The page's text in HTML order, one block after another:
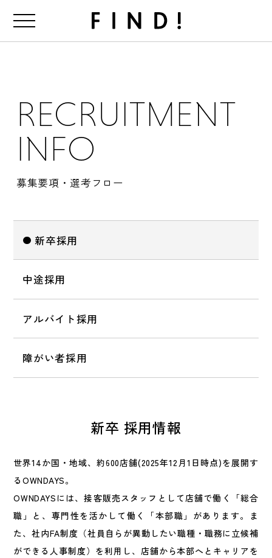
RECRUITMENT
INFO
募集要項・選考フロー
新卒採用
中途採用
アルバイト採用
障がい者採用
新卒 採用情報
世界14か国・地域、約600店舗(2025年12月1日時点)を展開す
るOWNDAYS。
OWNDAYSには、接客販売スタッフとして店舗で働く「総合
職」と、専門性を活かして働く「本部職」があります。ま
た、社内FA制度（社員自らが異動したい職種・職務に立候補
ができる人事制度）を利用し、店舗から本部へとキャリアを